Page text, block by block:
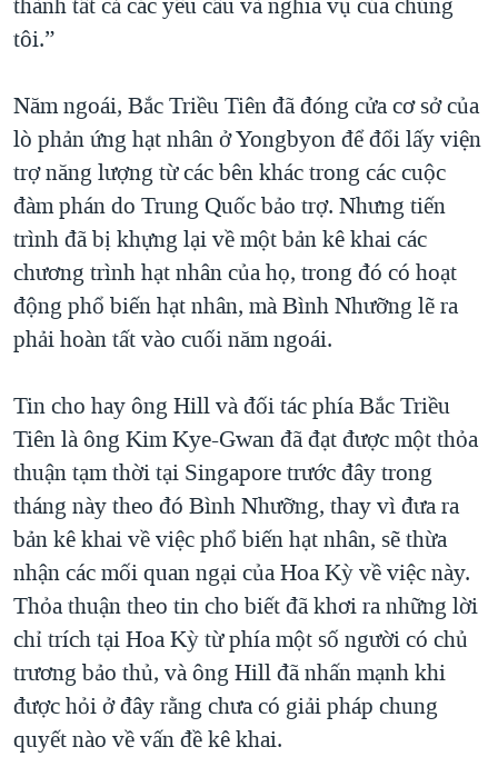
tôi.”
Năm ngoái, Bắc Triều Tiên đã đóng cửa cơ sở của
lò phản ứng hạt nhân ở Yongbyon để đổi lấy viện
trợ năng lượng từ các bên khác trong các cuộc
đàm phán do Trung Quốc bảo trợ. Nhưng tiến
trình đã bị khựng lại về một bản kê khai các
chương trình hạt nhân của họ, trong đó có hoạt
động phổ biến hạt nhân, mà Bình Nhưỡng lẽ ra
phải hoàn tất vào cuối năm ngoái.
Tin cho hay ông Hill và đối tác phía Bắc Triều
Tiên là ông Kim Kye-Gwan đã đạt được một thỏa
thuận tạm thời tại Singapore trước đây trong
tháng này theo đó Bình Nhưỡng, thay vì đưa ra
bản kê khai về việc phổ biến hạt nhân, sẽ thừa
nhận các mối quan ngại của Hoa Kỳ về việc này.
Thỏa thuận theo tin cho biết đã khơi ra những lời
chỉ trích tại Hoa Kỳ từ phía một số người có chủ
trương bảo thủ, và ông Hill đã nhấn mạnh khi
được hỏi ở đây rằng chưa có giải pháp chung
quyết nào về vấn đề kê khai.